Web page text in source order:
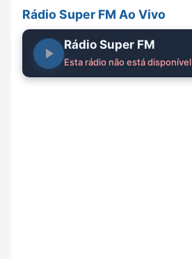
Rádio Super FM Ao Vivo
Rádio Super FM
Esta rádio não está disponível